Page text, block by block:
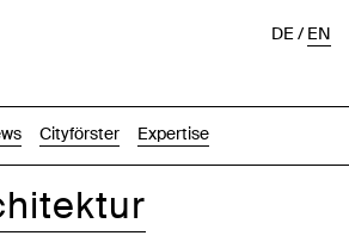
Cityförster Expertise
DE/EN